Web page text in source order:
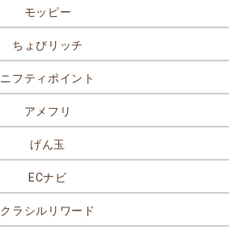
モッピー
ちょびリッチ
ニフティポイント
アメフリ
げん玉
ECナビ
クラシルリワード